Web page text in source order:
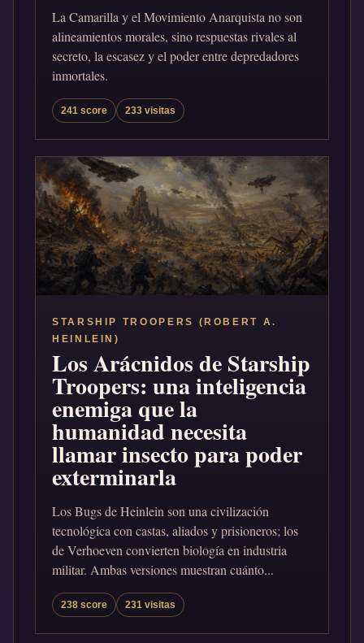
La Camarilla y el Movimiento Anarquista no son
alineamientos morales, sino respuestas rivales al
secreto, la escasez y el poder entre depredadores
inmortales.
241 score 233 visitas
STARSHIP TROOPERS (ROBERT A.
HEINLEIN)
Los Arácnidos de Starship
Troopers: una inteligencia
enemiga que la
humanidad necesita
llamar insecto para poder
exterminarla
Los Bugs de Heinlein son una civilización
tecnológica con castas, aliados y prisioneros; los
de Verhoeven convierten biología en industria
militar. Ambas versiones muestran cuánto...
238 score 231 visitas